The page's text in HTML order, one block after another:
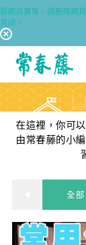
若網頁異常，請刪除網
見諒。
回常春藤首頁
在這裡，你可
由常春藤的小
全部